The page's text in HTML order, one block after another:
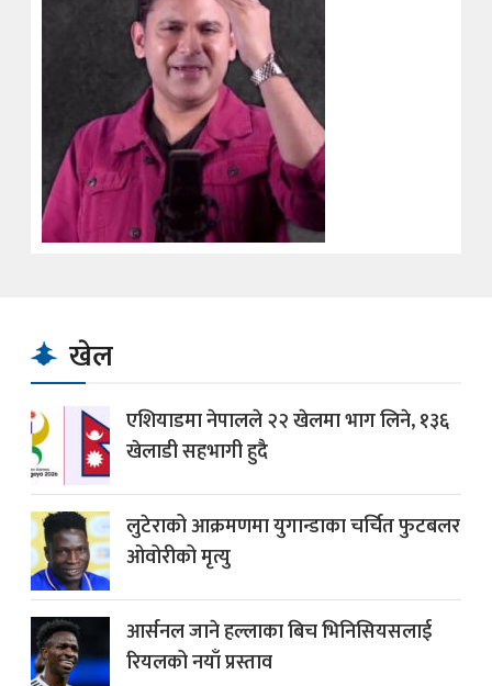
खेल
एशियाडमा नेपालले २२ खेलमा भाग लिने, १३६
खेलाडी सहभागी हुदै
लुटेराको आक्रमणमा युगान्डाका चर्चित फुटबलर
ओवोरीको मृत्यु
आर्सनल जाने हल्लाका बिच भिनिसियसलाई
रियलको नयाँ प्रस्ताव